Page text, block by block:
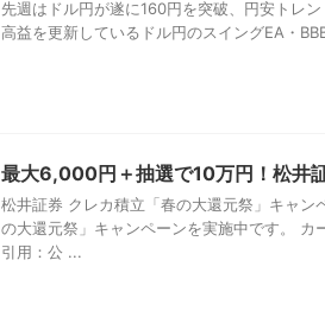
先週はドル円が遂に160円を突破、円安トレ
高益を更新しているドル円のスイングEA・
最大6,000円＋抽選で10万円！松井
松井証券 クレカ積立「春の大還元祭」キャ
の大還元祭」キャンペーンを実施中です。 カ
引用：公 ...